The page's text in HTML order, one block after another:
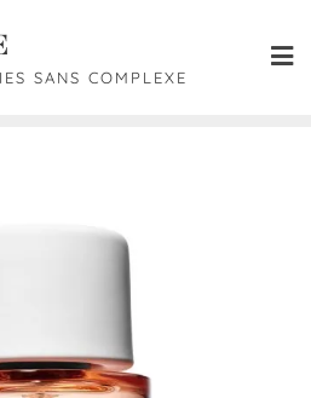
SANS COMPLEXE